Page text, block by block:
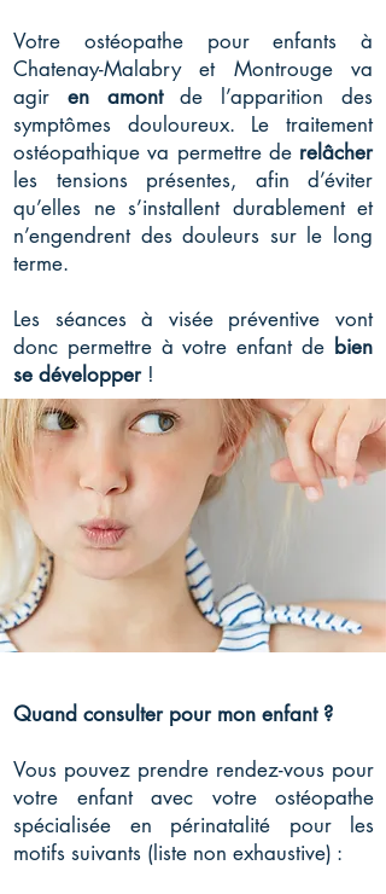
Votre ostéopathe pour enfants à
Chatenay-Malabry et Montrouge va
agir en amontde l’apparition des
symptômes douloureux. Le traitement
ostéopathique va permettre de relâcher
les tensions présentes, afin d’éviter
qu’elles ne s’installent durablement et
n’engendrent des douleurs sur le long
terme.
Les séances à visée préventive vont
donc permettre à votre enfant de bien
se développer!
Quand consulter pour mon enfant ?
Vous pouvez prendre rendez-vous pour
votre enfant avec votre ostéopathe
spécialisée en périnatalité pour les
motifs suivants (liste non exhaustive) :